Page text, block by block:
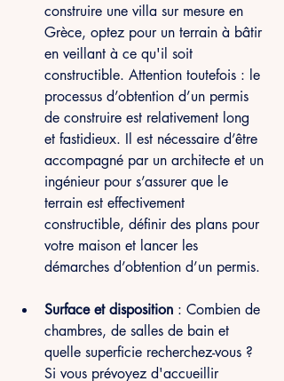
construire une villa sur mesure en
Grèce, optez pour un terrain à bâtir
en veillant à ce qu'il soit
constructible. Attention toutefois : le
processus d’obtention d’un permis
de construire est relativement long
et fastidieux. Il est nécessaire d’être
accompagné par un architecte et un
ingénieur pour s’assurer que le
terrain est effectivement
constructible, définir des plans pour
votre maison et lancer les
démarches d’obtention d’un permis.
Surface et disposition : Combien de
chambres, de salles de bain et
quelle superficie recherchez-vous ?
Si vous prévoyez d'accueillir